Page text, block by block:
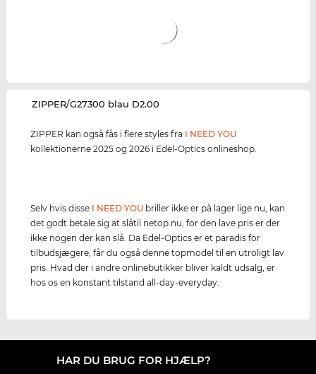
‌ZIPPER/G27300 blau D2.00
ZIPPER kan også fås i flere styles fra I NEED YOU
kollektionerne 2025 og 2026 i Edel-Optics onlineshop.
Selv hvis disse I NEED YOU briller ikke er på lager lige nu, kan
det godt betale sig at slåtil netop nu, for den lave pris er der
ikke nogen der kan slå. Da Edel-Optics er et paradis for
tilbudsjægere, får du også denne topmodel til en utroligt lav
pris. Hvad der i andre onlinebutikker bliver kaldt udsalg, er
hos os en konstant tilstand all-day-everyday.
HAR DU BRUG FOR HJÆLP?